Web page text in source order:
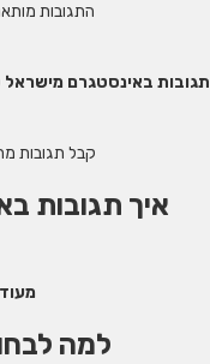
התגובות
תגובות באינסטגרם מישראל
קבל תגובות
איך תגובות
למה